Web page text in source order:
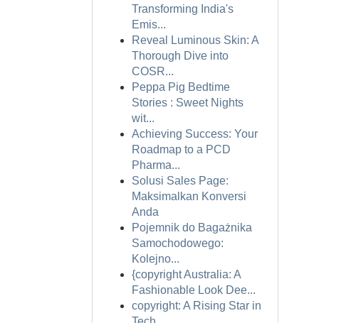
Transforming India's
Emis...
Reveal Luminous Skin: A
Thorough Dive into
COSR...
Peppa Pig Bedtime
Stories : Sweet Nights
wit...
Achieving Success: Your
Roadmap to a PCD
Pharma...
Solusi Sales Page:
Maksimalkan Konversi
Anda
Pojemnik do Bagażnika
Samochodowego:
Kolejno...
{copyright Australia: A
Fashionable Look Dee...
copyright: A Rising Star in